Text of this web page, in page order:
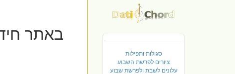
סגולות ותפילות
ציורים לפרשת השבוע
עלונים לשבת ולפרשת שבוע